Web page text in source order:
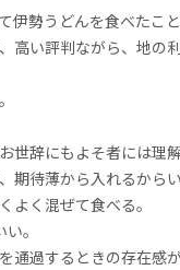
伊勢うどんを食べたこと
高い評判ながら、地の
世辞にもよそ者には理
期待薄から入れるから
よく混ぜて食べる。
。
通過するときの存在感